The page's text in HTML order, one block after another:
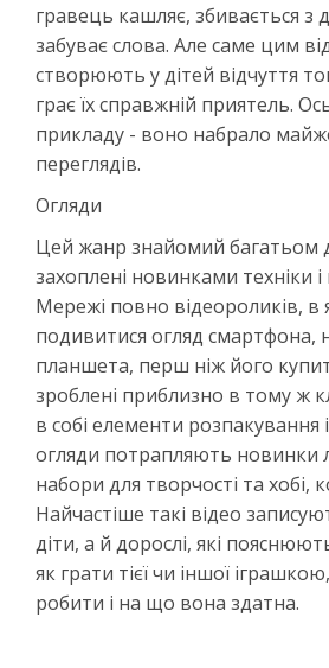
гравець кашляє, збивається з
забуває слова. Але саме цим
створюють у дітей відчуття
грає їх справжній приятель.
прикладу - воно набрало
переглядів.
Огляди
Цей жанр знайомий багатьом
захоплені новинками техніки
Мережі повно відеороликів, в
подивитися огляд смартфона,
планшета, перш ніж його
зроблені приблизно в тому ж
в собі елементи розпакування
огляди потрапляють новинки
набори для творчості та хобі,
Найчастіше такі відео
діти, а й дорослі, які
як грати тієї чи іншої
робити і на що вона здатна.